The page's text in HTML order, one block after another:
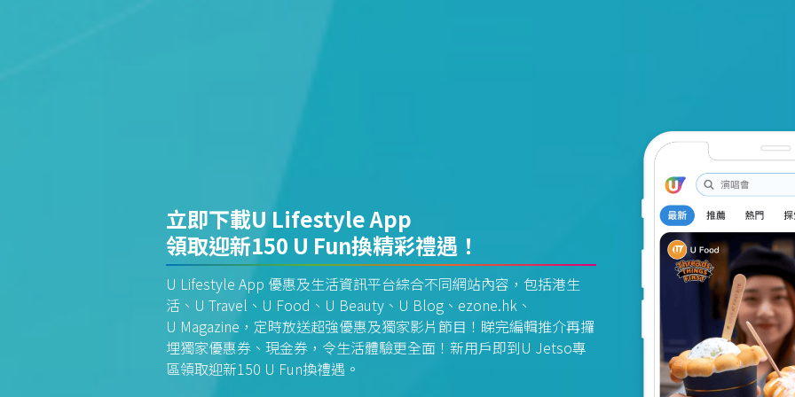
立即下載U Lifestyle App
領取迎新150 U Fun換精彩禮遇！
U Lifestyle App 優惠及生活資訊平台綜合不同網站內容，包括港生
活、U Travel、U Food、U Beauty、U Blog、ezone.hk、
U Magazine，定時放送超強優惠及獨家影片節目！睇完編輯推介再攞
埋獨家優惠券、現金券，令生活體驗更全面！新用戶即到U Jetso專
區領取迎新150 U Fun換禮遇。